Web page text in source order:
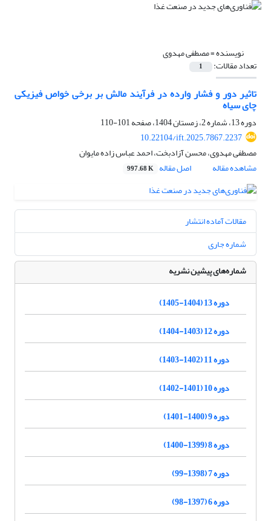
نویسنده =مصطفی مهدوی
تعداد مقالات: 1
تاثیر دور و فشار وارده در فرآیند مالش بر برخی خواص فیزیکی
چای سیاه
دوره 13، شماره 2، زمستان 1404، صفحه
101-110
10.22104/ift.2025.7867.2237
مصطفی مهدوی، محسن آزادبخت، احمد عباس زاده مایوان
مشاهده مقاله
اصل مقاله 997.68 K
مقالات آماده انتشار
شماره جاری
شماره‌های پیشین نشریه
دوره 13 (1404-1405)
دوره 12 (1403-1404)
دوره 11 (1402-1403)
دوره 10 (1401-1402)
دوره 9 (1400-1401)
دوره 8 (1399-1400)
دوره 7 (1398-99)
دوره 6 (1397-98)